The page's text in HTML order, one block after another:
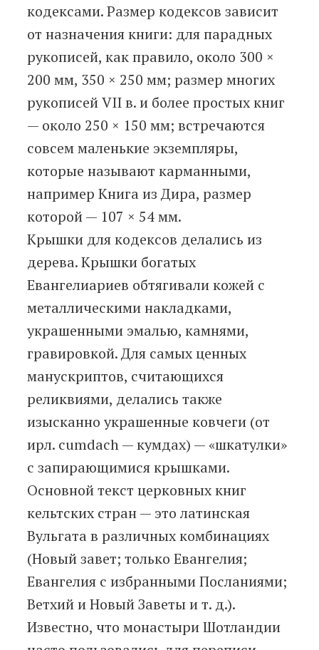
кодексами. Размер кодексов зависит
от назначения книги: для парадных
рукописей, как правило, около 300 ×
200 мм, 350 × 250 мм; размер многих
рукописей VII в. и более простых книг
— около 250 × 150 мм; встречаются
совсем маленькие экземпляры,
которые называют карманными,
например Книга из Дира, размер
которой — 107 × 54 мм.
Крышки для кодексов делались из
дерева. Крышки богатых
Евангелиариев обтягивали кожей c
металлическими накладками,
украшенными эмалью, камнями,
гравировкой. Для самых ценных
манускриптов, считающихся
реликвиями, делались также
изысканно украшенные ковчеги (от
ирл. cumdach — кумдах) — «шкатулки»
с запирающимися крышками.
Основной текст церковных книг
кельтских стран — это латинская
Вульгата в различных комбинациях
(Новый завет; только Евангелия;
Евангелия с избранными Посланиями;
Ветхий и Новый Заветы и т. д.).
Известно, что монастыри Шотландии